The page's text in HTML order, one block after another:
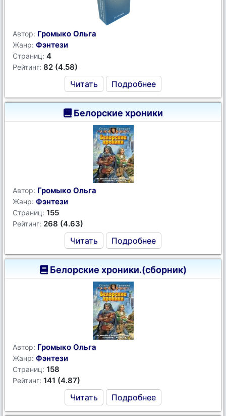
Автор: Громыко Ольга
Жанр: Фэнтези
Страниц: 4
Рейтинг: 82 (4.58)
Читать Подробнее
Белорские хроники
Автор: Громыко Ольга
Жанр: Фэнтези
Страниц: 155
Рейтинг: 268 (4.63)
Читать Подробнее
Белорские хроники.(сборник)
Автор: Громыко Ольга
Жанр: Фэнтези
Страниц: 158
Рейтинг: 141 (4.87)
Читать Подробнее